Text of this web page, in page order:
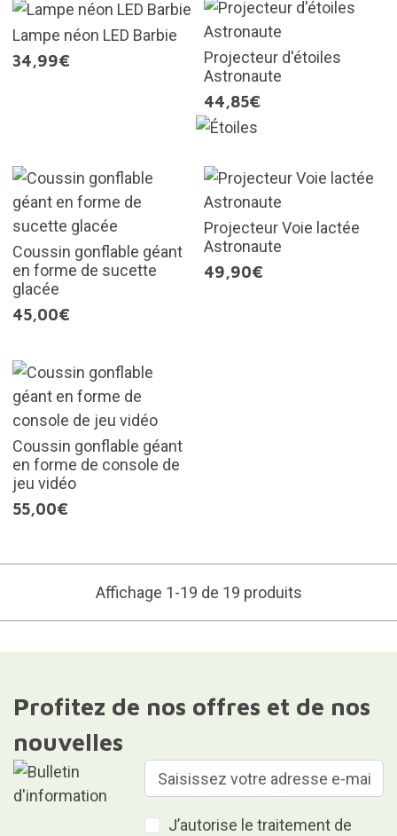
Lampe néon LED Barbie
34,99€
Projecteur d'étoiles
Astronaute
44,85€
Coussin gonflable géant
en forme de sucette
glacée
45,00€
Projecteur Voie lactée
Astronaute
49,90€
Coussin gonflable géant
en forme de console de
jeu vidéo
55,00€
Affichage 1-19 de 19 produits
Profitez de nos offres et de nos
nouvelles
J’autorise le traitement de